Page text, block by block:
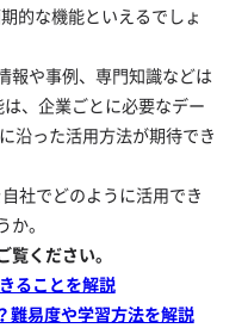
的な機能といえるでしょ
報や事例、専門知識などは
、企業ごとに必要なデー
沿った活用方法が期待でき
社でどのように活用でき
。
ください。
ることを解説
難易度や学習方法を解説